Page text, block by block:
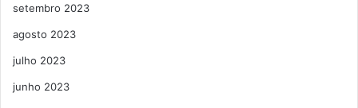
setembro 2023
agosto 2023
julho 2023
junho 2023